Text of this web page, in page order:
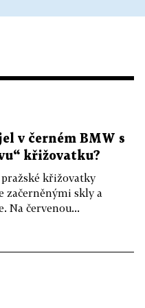
v černém BMW s
křižovatku?
pražské křižovatky
začerněnými skly a
Na červenou...